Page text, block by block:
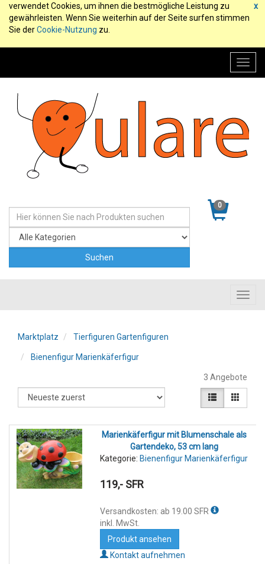
x
verwendet Cookies, um ihnen die bestmögliche Leistung zu
gewährleisten. Wenn Sie weiterhin auf der Seite surfen stimmen
Sie derCookie-Nutzung zu.
0
Marktplatz Tierfiguren Gartenfiguren
Bienenfigur Marienkäferfigur
3 Angebote
Marienkäferfigur mit Blumenschale als
Gartendeko, 53 cm lang
Kategorie: Bienenfigur Marienkäferfigur
119,- SFR
Versandkosten: ab 19.00 SFR
inkl. MwSt.
Produkt ansehen
Kontakt aufnehmen